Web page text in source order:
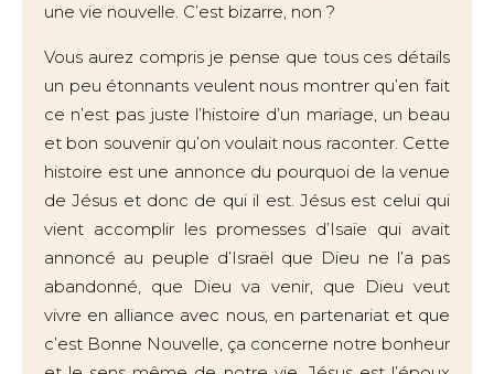
une vie nouvelle. C’est bizarre, non ?
Vous aurez compris je pense que tous ces détails
un peu étonnants veulent nous montrer qu’en fait
ce n’est pas juste l’histoire d’un mariage, un beau
et bon souvenir qu’on voulait nous raconter. Cette
histoire est une annonce du pourquoi de la venue
de Jésus et donc de qui il est. Jésus est celui qui
vient accomplir les promesses d’Isaïe qui avait
annoncé au peuple d’Israël que Dieu ne l’a pas
abandonné, que Dieu va venir, que Dieu veut
vivre en alliance avec nous, en partenariat et que
c’est Bonne Nouvelle, ça concerne notre bonheur